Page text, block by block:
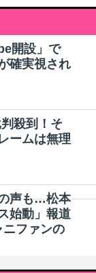
開設」で
確実視され
殺到！そ
ームは無理
声も…松本
始動」報道
ニファンの